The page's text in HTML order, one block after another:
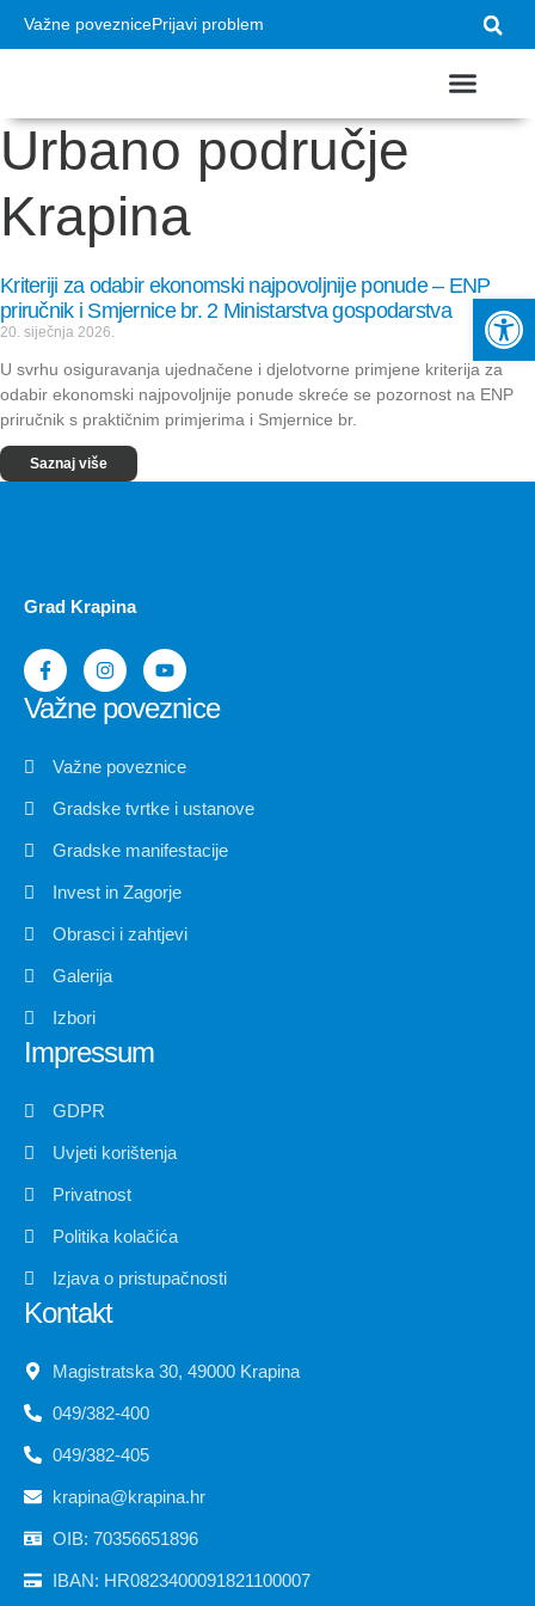
Važne poveznicePrijavi problem
Urbano područje
Krapina
Kriteriji za odabir ekonomski najpovoljnije ponude – ENP
priručnik i Smjernice br. 2 Ministarstva gospodarstva
20. siječnja 2026.
U svrhu osiguravanja ujednačene i djelotvorne primjene kriterija za
odabir ekonomski najpovoljnije ponude skreće se pozornost na ENP
priručnik s praktičnim primjerima i Smjernice br.
Saznaj više
Grad Krapina
Važne poveznice
Važne poveznice
Gradske tvrtke i ustanove
Gradske manifestacije
Invest in Zagorje
Obrasci i zahtjevi
Galerija
Izbori
Impressum
GDPR
Uvjeti korištenja
Privatnost
Politika kolačića
Izjava o pristupačnosti
Kontakt
Magistratska 30, 49000 Krapina
049/382-400
049/382-405
krapina@krapina.hr
OIB: 70356651896
IBAN: HR0823400091821100007